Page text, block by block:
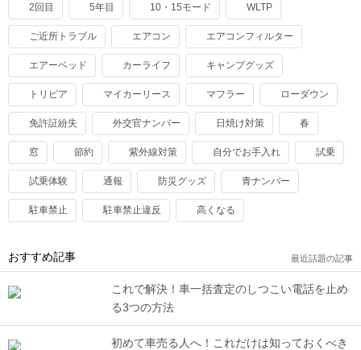
2回目 5年目 10・15モード WLTP
ご近所トラブル エアコン エアコンフィルター
エアーベッド カーライフ キャンプグッズ
トリビア マイカーリース マフラー ローダウン
免許証紛失 外交官ナンバー 日焼け対策 春
窓 節約 紫外線対策 自分でお手入れ 試乗
試乗体験 通報 防災グッズ 青ナンバー
駐車禁止 駐車禁止違反 高くなる
おすすめ記事 最近話題の記事
これで解決！車一括査定のしつこい電話を止め
る3つの方法
初めて車売る人へ！これだけは知っておくべき